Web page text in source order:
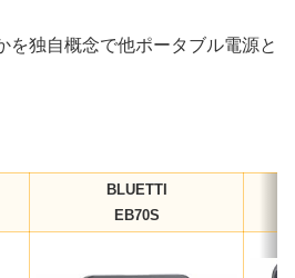
を独自概念で他ポータブル電源と
BLUETTI
EB70S